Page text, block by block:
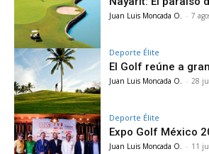
Juan Luis Moncada O. - 7
Deporte Élite
El Golf reúne a
Juan Luis Moncada O. - 28
Deporte Élite
Expo Golf México
Juan Luis Moncada O. - 11